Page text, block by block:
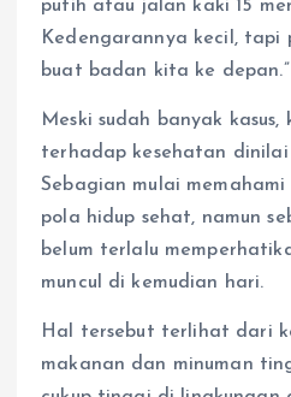
putih atau jalan kaki 15
Kedengarannya kecil, tapi
buat badan kita ke depan.”
Meski sudah banyak
terhadap kesehatan dinilai
Sebagian mulai
pola hidup sehat, namun
belum terlalu
muncul di kemudian hari.
Hal tersebut terlihat dari
makanan dan minuman